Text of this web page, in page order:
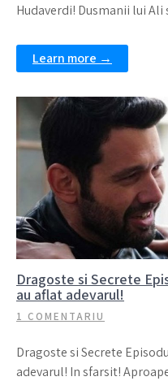
Hudaverdi! Dusmanii lui
Learn more →
Dragoste si Secrete
au aflat adevarul!
1 COMENTARIU
Dragoste si Secrete
adevarul! In sfarsit!